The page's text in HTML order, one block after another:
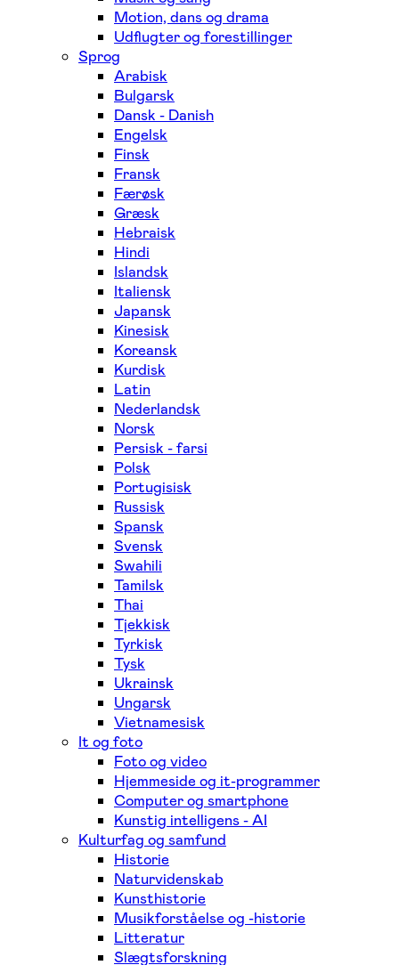
Motion, dans og drama
Udflugter og forestillinger
Sprog
Arabisk
Bulgarsk
Dansk - Danish
Engelsk
Finsk
Fransk
Færøsk
Græsk
Hebraisk
Hindi
Islandsk
Italiensk
Japansk
Kinesisk
Koreansk
Kurdisk
Latin
Nederlandsk
Norsk
Persisk - farsi
Polsk
Portugisisk
Russisk
Spansk
Svensk
Swahili
Tamilsk
Thai
Tjekkisk
Tyrkisk
Tysk
Ukrainsk
Ungarsk
Vietnamesisk
It og foto
Foto og video
Hjemmeside og it-programmer
Computer og smartphone
Kunstig intelligens - AI
Kulturfag og samfund
Historie
Naturvidenskab
Kunsthistorie
Musikforståelse og -historie
Litteratur
Slægtsforskning